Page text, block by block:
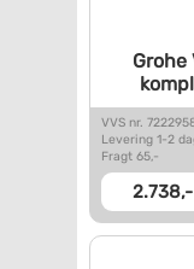
VVS nr.
Levering 1-2
Fragt 65,-
2.738,-